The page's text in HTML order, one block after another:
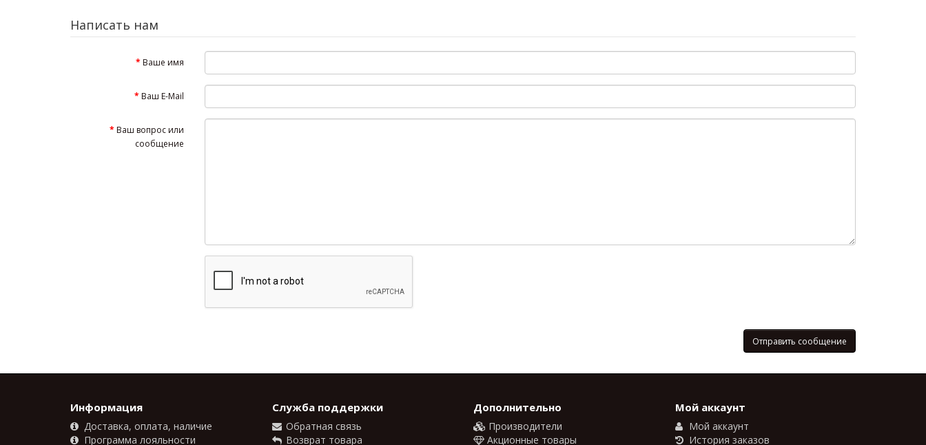
Написать нам
Ваше имя
Ваш E-Mail
Ваш вопрос или
сообщение
Информация
Доставка, оплата, наличие
Программа лояльности
Служба поддержки
Обратная связь
Возврат товара
Дополнительно
Производители
Акционные товары
Мой аккаунт
Мой аккаунт
История заказов